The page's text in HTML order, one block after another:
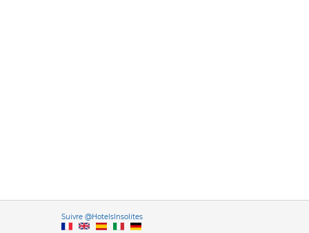
Suivre @HotelsInsolitesVersione